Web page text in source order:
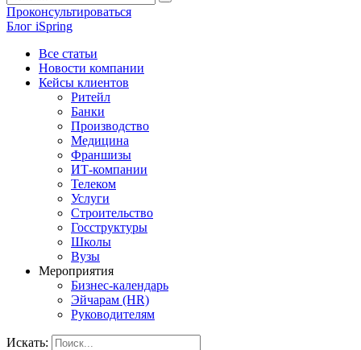
Проконсультироваться
Блог iSpring
Все статьи
Новости компании
Кейсы клиентов
Ритейл
Банки
Производство
Медицина
Франшизы
ИТ-компании
Телеком
Услуги
Строительство
Госструктуры
Школы
Вузы
Мероприятия
Бизнес-календарь
Эйчарам (HR)
Руководителям
Искать: